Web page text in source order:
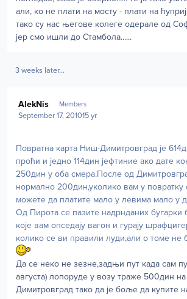
али, ко не плати на мосту - плати на
тако су нас његове колеге одерале од
јер смо ишли до Стамбола......
3 weeks later...
AlekNis Members
September 17, 201015 yr
Повратна карта Ниш-Димитровград је
проћи и једно 114дин јефтиние ако дате
250дин у оба смера.После од
нормално 200дин,уколико вам у повратку
можете да платите мало у левима мало у
Од Пирота се пазите надрнданих бугарки
које вам опседају вагон и гурају
колико се ви правили луди,али о томе не
Да се неко не зезне,задњи пут када сам
августа) лопоруде у возу траже 500дин
Димитровград тако да је боље да купите